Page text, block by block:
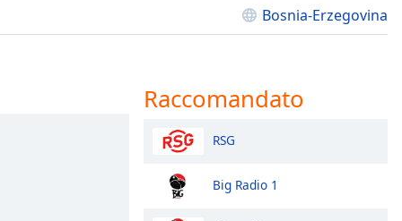
Bosnia-Erzegovina
Raccomandato
RSG
Big Radio 1